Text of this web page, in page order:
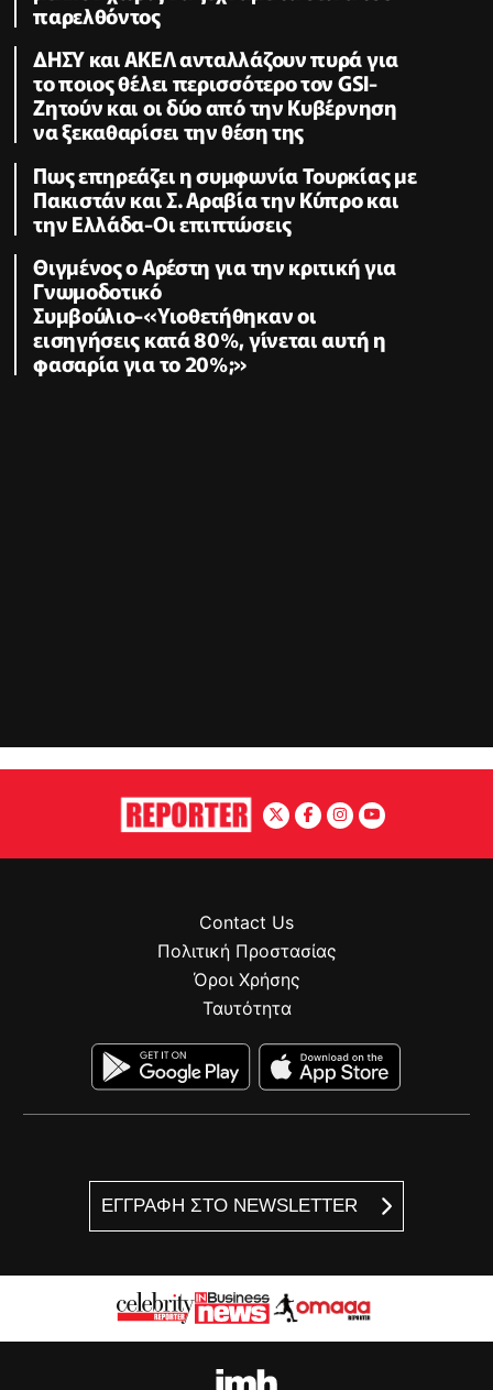
παρελθόντος
ΔΗΣΥ και ΑΚΕΛ ανταλλάζουν πυρά για
το ποιος θέλει περισσότερο τον GSI-
Ζητούν και οι δύο από την Κυβέρνηση
να ξεκαθαρίσει την θέση της
Πως επηρεάζει η συμφωνία Τουρκίας με
Πακιστάν και Σ. Αραβία την Κύπρο και
την Ελλάδα-Οι επιπτώσεις
Θιγμένος ο Αρέστη για την κριτική για
Γνωμοδοτικό
Συμβούλιο-«Υιοθετήθηκαν οι
εισηγήσεις κατά 80%, γίνεται αυτή η
φασαρία για το 20%;»
ΕΓΓΡΑΦΗ ΣΤΟ NEWSLETTER
Contact Us
Πολιτική Προστασίας
Όροι Χρήσης
Ταυτότητα